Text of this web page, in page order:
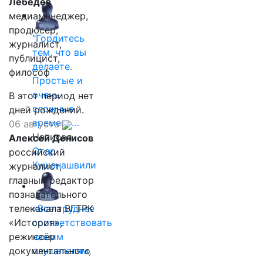
"Гордитесь
тем, что вы
делаете.
Простые и
очень
сложные
времена…
Написал
Отар
Кушанашвили
«Все труднее
соответствовать
нашим
слушателям,
медиаменеджер,
продюсер,
журналист,
публицист,
философ
В этот период нет
дней рождений.
06 августа
Алексей Денисов
российский
журналист,
главный редактор
познавательного
телеканала ВГТРК
«История»,
режиссёр
документального